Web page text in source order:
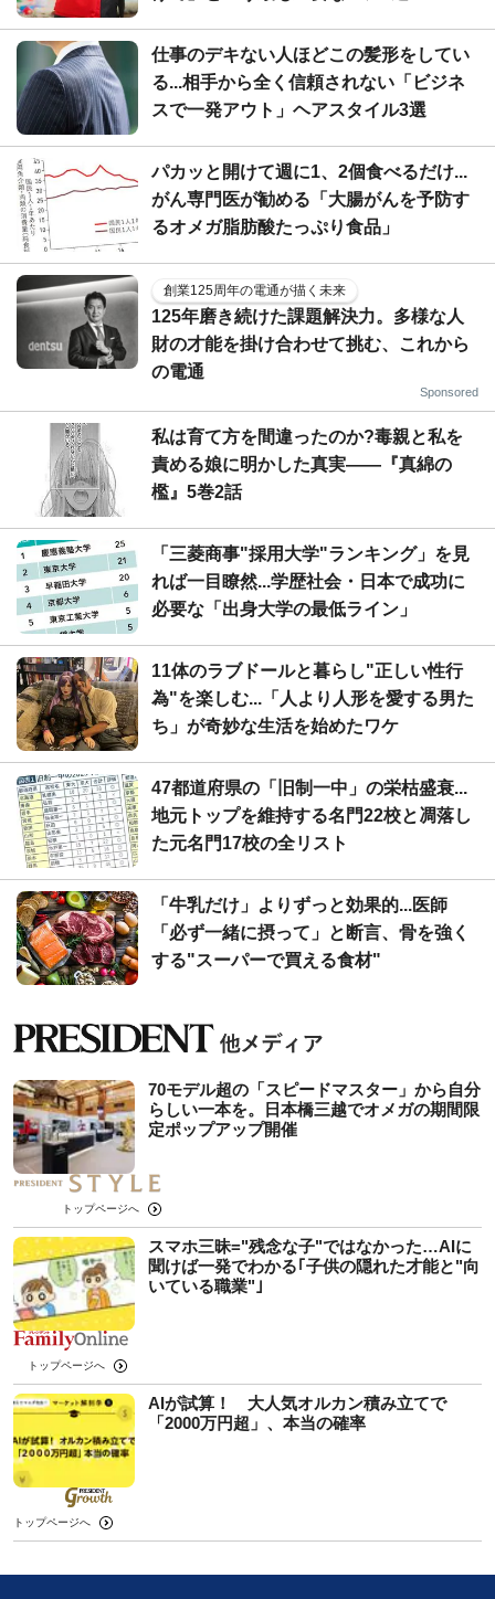
仕事のデキない人ほどこの髪形をしてい
る...相手から全く信頼されない「ビジネ
スで一発アウト」ヘアスタイル3選
パカッと開けて週に1、2個食べるだけ...
がん専門医が勧める「大腸がんを予防す
るオメガ脂肪酸たっぷり食品」
創業125周年の電通が描く未来
125年磨き続けた課題解決力。多様な人
財の才能を掛け合わせて挑む、これから
の電通
Sponsored
私は育て方を間違ったのか?毒親と私を
責める娘に明かした真実――『真綿の
檻』5巻2話
「三菱商事"採用大学"ランキング」を見
れば一目瞭然...学歴社会・日本で成功に
必要な「出身大学の最低ライン」
11体のラブドールと暮らし"正しい性行
為"を楽しむ...「人より人形を愛する男た
ち」が奇妙な生活を始めたワケ
47都道府県の「旧制一中」の栄枯盛衰...
地元トップを維持する名門22校と凋落し
た元名門17校の全リスト
「牛乳だけ」よりずっと効果的...医師
「必ず一緒に摂って」と断言、骨を強く
する"スーパーで買える食材"
70モデル超の「スピードマスター」から自分
らしい一本を。日本橋三越でオメガの期間限
定ポップアップ開催
トップページへ
スマホ三昧="残念な子"ではなかった…AIに
聞けば一発でわかる｢子供の隠れた才能と"向
いている職業"｣
トップページへ
AIが試算！ 大人気オルカン積み立てで
「2000万円超」、本当の確率
トップページへ